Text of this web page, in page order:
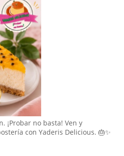
¡Probar no basta! Ven y
con Yaderis Delicious. 🎂✨